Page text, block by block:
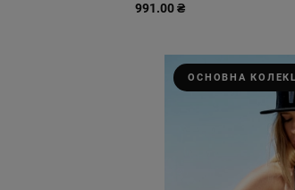
991.00 ₴
ОСНОВНА